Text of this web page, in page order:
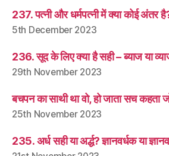
237. पत्नी और धर्मपत्नी में क्या कोई अंतर
5th December 2023
236. सूद के लिए क्या है सही – ब्याज या
29th November 2023
बचपन का साथी था वो, हो जाता सच कहता
25th November 2023
235. अर्ध सही या अर्द्ध? ज्ञानवर्धक या